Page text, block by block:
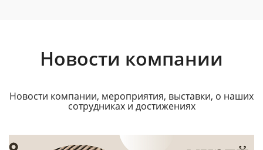
Новости компании
Новости компании, мероприятия, выставки, о наших
сотрудниках и достижениях